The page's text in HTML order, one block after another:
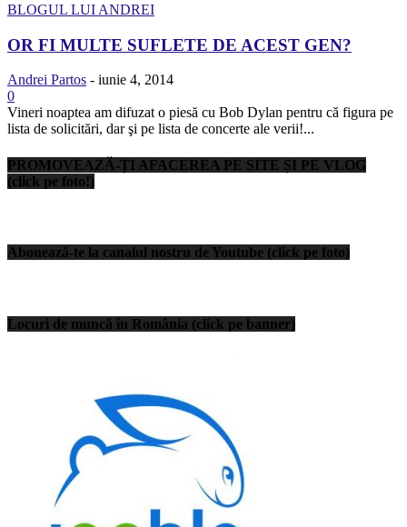
BLOGUL LUI ANDREI
OR FI MULTE SUFLETE DE ACEST GEN?
Andrei Partos - iunie 4, 2014
0
Vineri noaptea am difuzat o piesă cu Bob Dylan pentru că figura pe
lista de solicitări, dar şi pe lista de concerte ale verii!...
PROMOVEAZĂ-ȚI AFACEREA PE SITE ȘI PE VLOG
(click pe foto!)
Abonează-te la canalul nostru de Youtube (click pe foto)
Locuri de muncă în România (click pe banner)